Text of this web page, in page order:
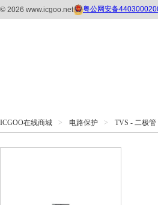
ICGOO在线商城 > 电路保护 > TVS - 二极管